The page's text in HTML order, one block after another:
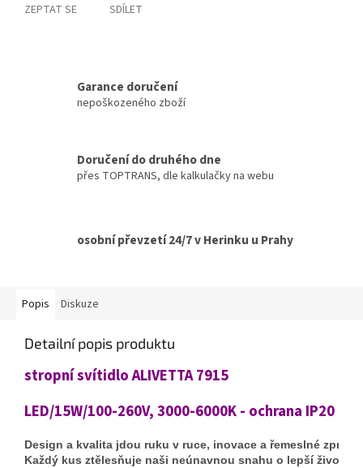
ZEPTAT SE SDÍLET
Garance doručení
nepoškozeného zboží
Doručení do druhého dne
přes TOPTRANS, dle kalkulačky na webu
osobní převzetí 24/7 v Herinku u Prahy
Popis Diskuze
Detailní popis produktu
stropní svítidlo ALIVETTA 7915
LED/15W/100-260V, 3000-6000K - ochrana IP20
Design a kvalita jdou ruku v ruce, inovace a řemeslné
Každý kus ztělesňuje naši neúnavnou snahu o lepší život.